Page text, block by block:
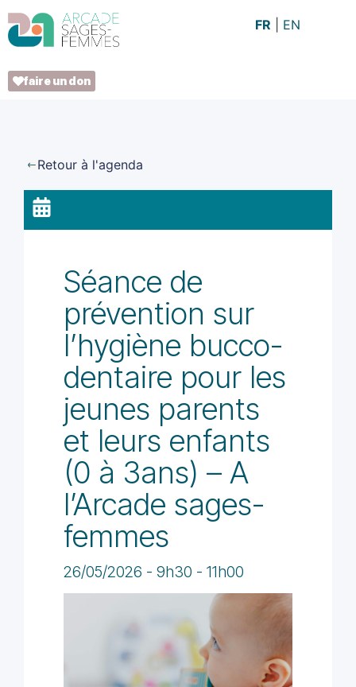
EN
FR
faire un don
Retour à l'agenda
Séance de
prévention sur
l’hygiène bucco-
dentaire pour les
jeunes parents
et leurs enfants
(0 à 3ans) – A
l’Arcade sages-
femmes
26/05/2026 - 9h30 - 11h00